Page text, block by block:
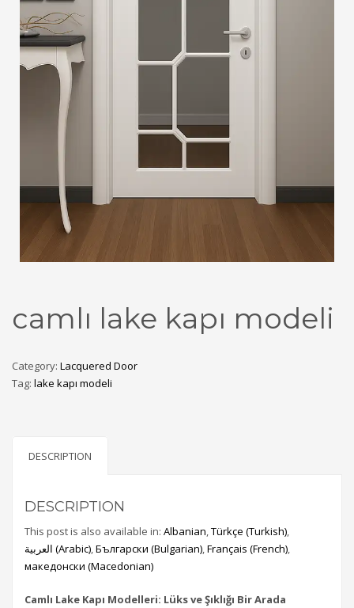
camlı lake kapı modeli
Category: Lacquered Door
Tag: lake kapı modeli
DESCRIPTION
DESCRIPTION
This post is also available in: Albanian Türkçe (Turkish)
العربية (Arabic) Български (Bulgarian) Français (French)
македонски (Macedonian)
Camlı Lake Kapı Modelleri: Lüks ve Şıklığı Bir Arada